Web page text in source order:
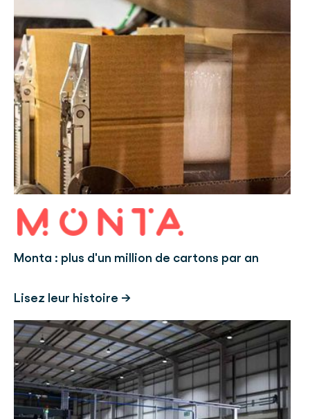
Monta : plus d'un million de cartons par an
Lisez leur histoire →